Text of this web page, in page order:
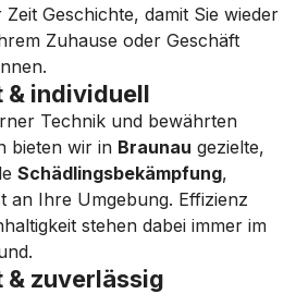
Geschichte, damit Sie wieder
Zuhause oder Geschäft
& individuell
Technik und bewährten
bieten wir in Braunau gezielte,
Schädlingsbekämpfung,
an Ihre Umgebung. Effizienz
stehen dabei immer im
& zuverlässig